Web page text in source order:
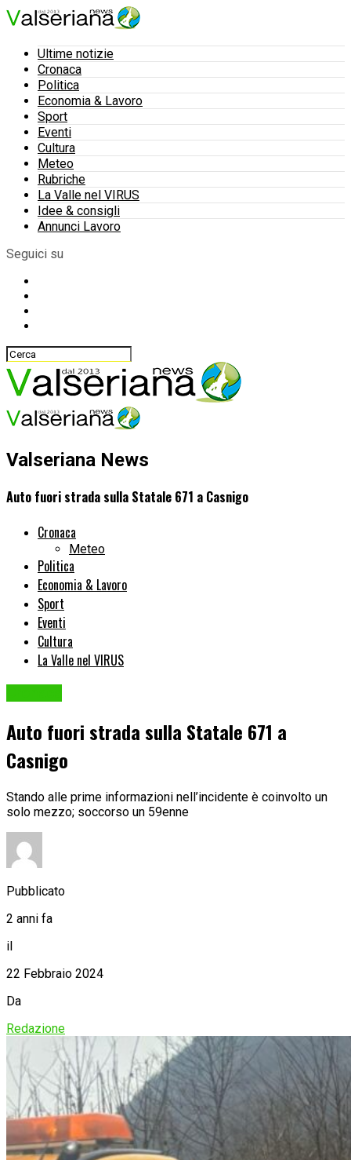
Ultime notizie
Cronaca
Politica
Economia & Lavoro
Sport
Eventi
Cultura
Meteo
Rubriche
La Valle nel VIRUS
Idee & consigli
Annunci Lavoro
Seguici su
Valseriana News
Auto fuori strada sulla Statale 671 a Casnigo
Cronaca
Meteo
Politica
Economia & Lavoro
Sport
Eventi
Cultura
La Valle nel VIRUS
Auto fuori strada sulla Statale 671 a
Casnigo
Stando alle prime informazioni nell’incidente è coinvolto un
solo mezzo; soccorso un 59enne
Pubblicato
2 anni fa
il
22 Febbraio 2024
Da
Redazione